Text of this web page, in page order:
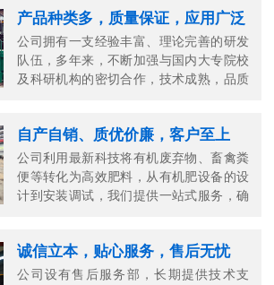
产品种类多，质量保证，应用广泛
公司拥有一支经验丰富、理论完善的研发
队伍，多年来，不断加强与国内大专院校
及科研机构的密切合作，技术成熟，品质
自产自销、质优价廉，客户至上
公司利用最新科技将有机废弃物、畜禽粪
便等转化为高效肥料，从有机肥设备的设
计到安装调试，我们提供一站式服务，确
诚信立本，贴心服务，售后无忧
公司设有售后服务部，长期提供技术支